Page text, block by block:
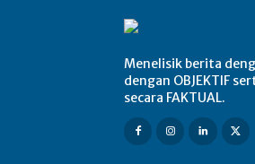
Menelisik berita
dengan OBJEKTIF
secara FAKTUAL.